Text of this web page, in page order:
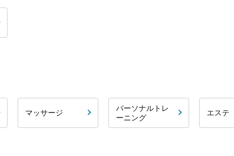
マッサージ
パーソナルトレ
ーニング
エステ